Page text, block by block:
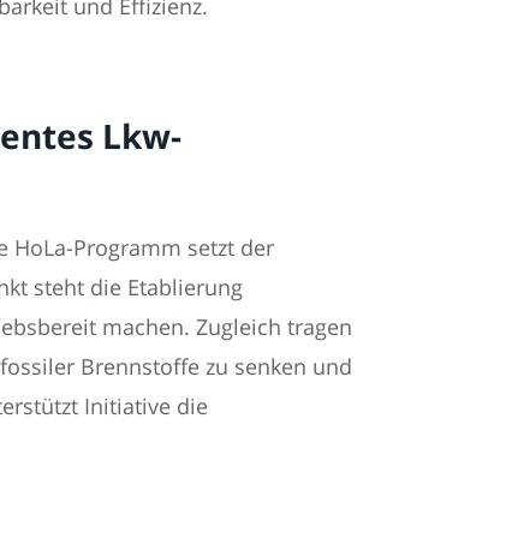
und Effizienz.
Lkw-
Programm setzt der
steht die Etablierung
machen. Zugleich tragen
Brennstoffe zu senken und
Initiative die